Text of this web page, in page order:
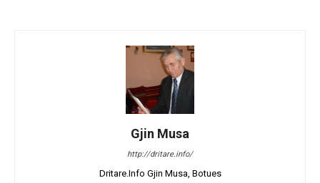
Gjin Musa
http://dritare.info/
Dritare.Info Gjin Musa, Botues